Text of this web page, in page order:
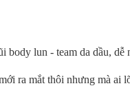
body lun - team da dầu,
ra mắt thôi nhưng mà ai